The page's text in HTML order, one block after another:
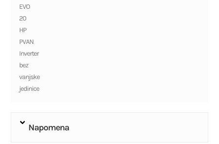
EVO
20
HP
PVAN
Inverter
bez
vanjske
jedinice
Napomena